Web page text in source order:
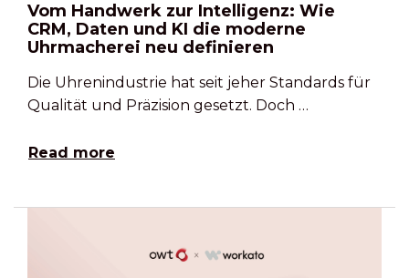
Vom Handwerk zur Intelligenz: Wie
CRM, Daten und KI die moderne
Uhrmacherei neu definieren
Die Uhrenindustrie hat seit jeher Standards für
Qualität und Präzision gesetzt. Doch …
Read more